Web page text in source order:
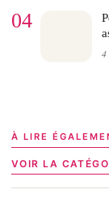
04
4
À LIRE
VOIR LA